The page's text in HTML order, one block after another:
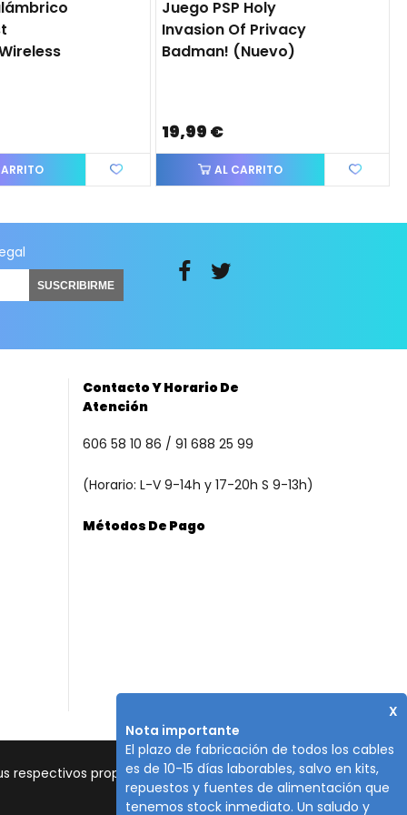
Juego PSP Holy
Invasion Of Privacy
Badman! (nuevo)
19,99 €
AL CARRITO
SUSCRIBIRME
Contacto Y Horario De
Atención
606 58 10 86 / 91 688 25 99
(Horario: L-V 9-14h y 17-20h S 9-13h)
Métodos De Pago
respectivos propietarios.
X
Nota importante
El plazo de fabricación de todos los cables
es de 10-15 días laborables, salvo en kits,
repuestos y fuentes de alimentación que
tenemos stock inmediato. Un saludo y